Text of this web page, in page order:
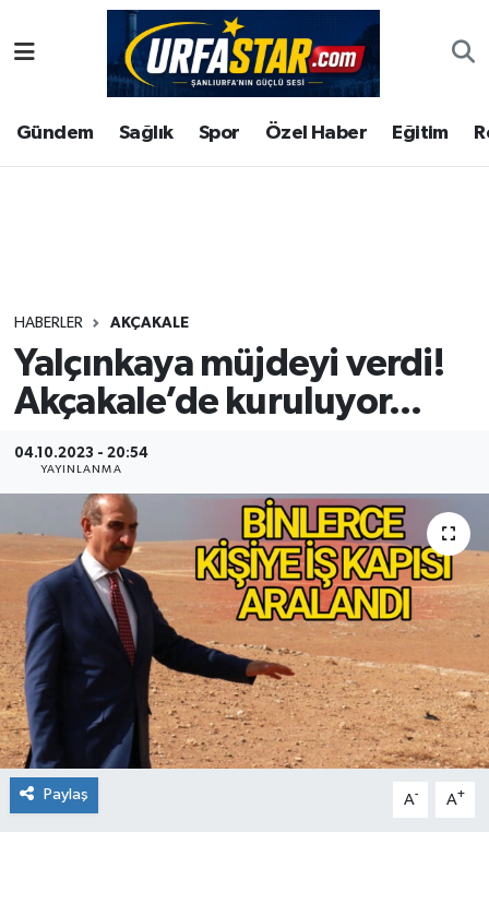
Gündem Sağlık Spor Özel Haber Eğitim
HABERLER AKÇAKALE
Yalçınkaya müjdeyi verdi!
Akçakale’de kuruluyor...
04.10.2023 - 20:54
YAYINLANMA
Paylaş A- A+
ASAYİS
ÇEVRE
Gündem
Kültür
Magazin
Şanlıurfa Nöbetçi Eczaneler
Şanlıurfa Hava Durumu
Tüm Manşetler
Son Dakika Haberleri
Haber Arşivi